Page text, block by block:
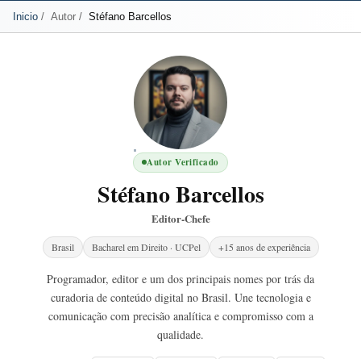
Inicio Autor Stéfano Barcellos
Autor Verificado
Stéfano Barcellos
Editor-Chefe
Brasil Bacharel em Direito · UCPel +15 anos de experiência
Programador, editor e um dos principais nomes por trás da
curadoria de conteúdo digital no Brasil. Une tecnologia e
comunicação com precisão analítica e compromisso com a
qualidade.